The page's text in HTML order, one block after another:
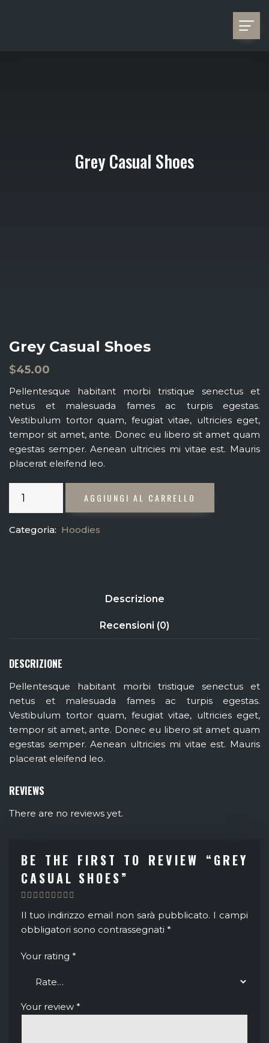
Grey Casual Shoes
Grey Casual Shoes
$45.00
Pellentesque habitant morbi tristique senectus et
netus et malesuada fames ac turpis egestas.
Vestibulum tortor quam, feugiat vitae, ultricies eget,
tempor sit amet, ante. Donec eu libero sit amet quam
egestas semper. Aenean ultricies mi vitae est. Mauris
placerat eleifend leo.
Casual
quantità
AGGIUNGI AL CARRELLO
Categoria: Hoodies
Descrizione
Recensioni (0)
DESCRIZIONE
Pellentesque habitant morbi tristique senectus et
netus et malesuada fames ac turpis egestas.
Vestibulum tortor quam, feugiat vitae, ultricies eget,
tempor sit amet, ante. Donec eu libero sit amet quam
egestas semper. Aenean ultricies mi vitae est. Mauris
placerat eleifend leo.
REVIEWS
There are no reviews yet.
BE THE FIRST TO REVIEW “GREY
CASUAL SHOES”
Il tuo indirizzo email non sarà pubblicato. I campi
obbligatori sono contrassegnati *
Your rating *
Your review *